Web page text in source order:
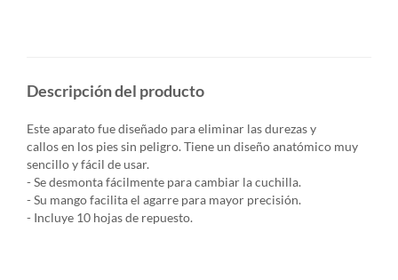
Descripción del producto
Este aparato fue diseñado para eliminar las durezas y
callos en los pies sin peligro. Tiene un diseño anatómico muy
sencillo y fácil de usar.
- Se desmonta fácilmente para cambiar la cuchilla.
- Su mango facilita el agarre para mayor precisión.
- Incluye 10 hojas de repuesto.